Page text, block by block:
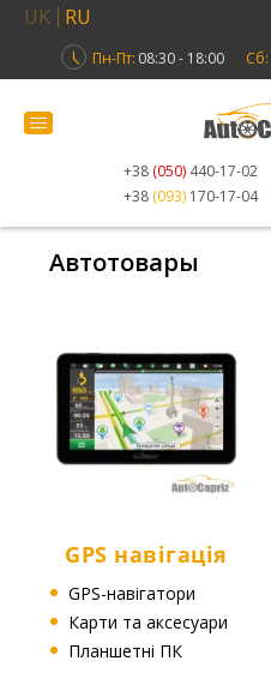
UK RU
Пн-Пт: 08:30 - 18:00 Сб:
+38 (050) 440-17-02
+38 (093) 170-17-04
Автотовары
GPS навігація
GPS-навігатори
Карти та аксесуари
Планшетні ПК